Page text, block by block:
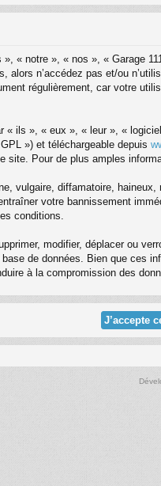
« notre », « nos », « Garage
alors n’accédez pas et/ou
régulièrement, car votre
« ils », « eux », « leur », «
») et téléchargeable depuis
site. Pour de plus amples
vulgaire, diffamatoire,
votre bannissement
conditions.
modifier, déplacer ou
de données. Bien que ces
à la compromission des